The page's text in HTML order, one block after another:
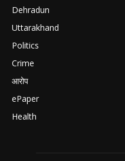
Dehradun
Uttarakhand
Politics
Crime
आरोप
ePaper
Health